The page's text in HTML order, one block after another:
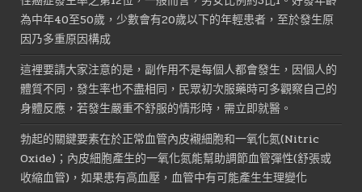
為中年40至50歲，少數會有20歲以下的年輕患者，至於發生原
因乃多重原因構成
這裡要請大家注意的是，副作用不是每個人都會發生，因個人的
體質不同，發生率也不盡相同，民眾初次服藥時可多觀察自己的
身體反應，若發生嚴重不舒服的情形時，需立即就醫。
勃起的關鍵要素在於正常血管內皮襯細胞和一氧化氮(Nitric
Oxide)；內皮細胞產生的一氧化氮能幫助調節血管彈性(舒張或
收縮血管)，如果患有高血壓，血管中有可能產生生理變化